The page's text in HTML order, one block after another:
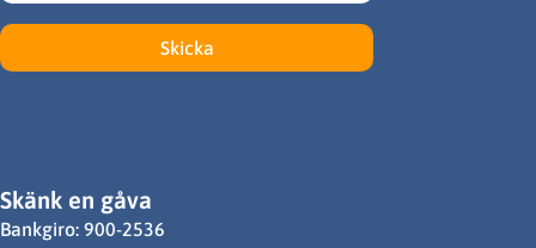
Skicka
Skänk en gåva
Bankgiro: 900-2536